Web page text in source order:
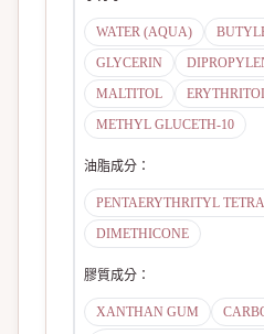
WATER (AQUA)
GLYCERIN
MALTITOL
METHYL GLUCETH-10
油脂成分 ：
PENTAERYTHRITYL
DIMETHICONE
膠質成分 ：
XANTHAN GUM